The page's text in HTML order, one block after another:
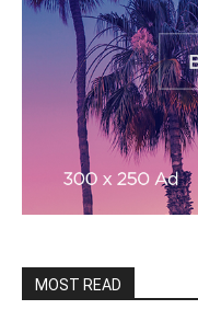
MOST READ